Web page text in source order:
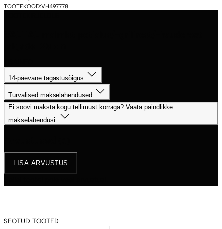
TOOTEKOOD:VH497778
14-päevane tagastusõigus
Turvalised makselahendused
Ei soovi maksta kogu tellimust korraga? Vaata paindlikke
makselahendusi.
LISA ARVUSTUS
SEOTUD TOOTED